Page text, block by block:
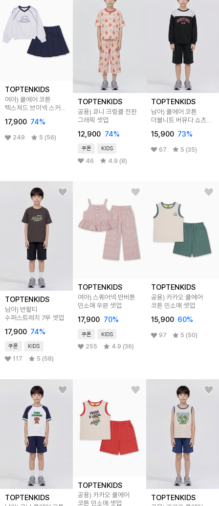
TOPTENKIDS
여아) 쿨에어 코튼
텍스쳐드 브이넥 스커트
17,900 74%
249 5 (56)
TOPTENKIDS
공용) 쿄니 크링클 전판
그래픽 셋업
12,900 74%
쿠폰 KIDS
46 4.9 (8)
TOPTENKIDS
남아) 쿨에어 코튼
더블니트 버뮤다 쇼츠
15,900 73%
67 5 (35)
TOPTENKIDS
남아) 반팔티
수퍼스트레치 7부 셋업
17,900 74%
쿠폰 KIDS
117 5 (58)
TOPTENKIDS
여아) 스퀘어넥 반버튼
민소매 우븐 셋업
17,900 70%
쿠폰 KIDS
255 4.9 (36)
TOPTENKIDS
공용) 카카오 쿨에어
코튼 민소매 셋업
15,900 60%
97 5 (50)
TOPTENKIDS
TOPTENKIDS
공용) 카카오 쿨에어
코튼 민소매 셋업
TOPTENKIDS